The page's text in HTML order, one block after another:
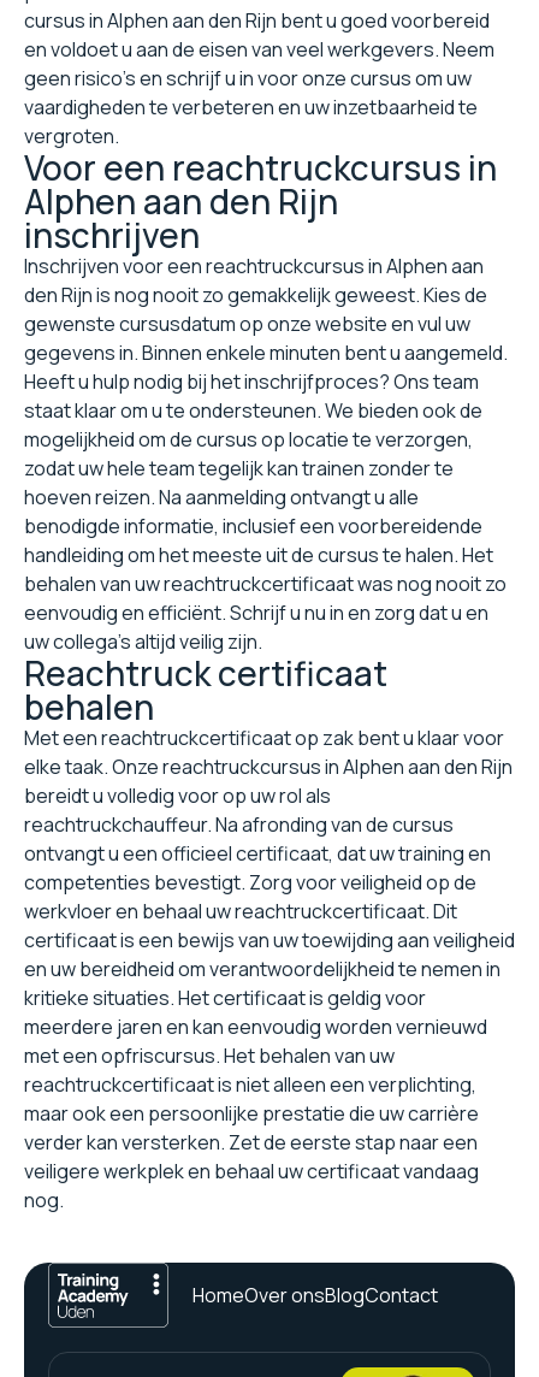
cursus in Alphen aan den Rijn bent u goed voorbereid
en voldoet u aan de eisen van veel werkgevers. Neem
geen risico's en schrijf u in voor onze cursus om uw
vaardigheden te verbeteren en uw inzetbaarheid te
vergroten.
Voor een reachtruckcursus in
Alphen aan den Rijn
inschrijven
Inschrijven voor een reachtruckcursus in Alphen aan
den Rijn is nog nooit zo gemakkelijk geweest. Kies de
gewenste cursusdatum op onze website en vul uw
gegevens in. Binnen enkele minuten bent u aangemeld.
Heeft u hulp nodig bij het inschrijfproces? Ons team
staat klaar om u te ondersteunen. We bieden ook de
mogelijkheid om de cursus op locatie te verzorgen,
zodat uw hele team tegelijk kan trainen zonder te
hoeven reizen. Na aanmelding ontvangt u alle
benodigde informatie, inclusief een voorbereidende
handleiding om het meeste uit de cursus te halen. Het
behalen van uw reachtruckcertificaat was nog nooit zo
eenvoudig en efficiënt. Schrijf u nu in en zorg dat u en
uw collega's altijd veilig zijn.
Reachtruck certificaat
behalen
Met een reachtruckcertificaat op zak bent u klaar voor
elke taak. Onze reachtruckcursus in Alphen aan den Rijn
bereidt u volledig voor op uw rol als
reachtruckchauffeur. Na afronding van de cursus
ontvangt u een officieel certificaat, dat uw training en
competenties bevestigt. Zorg voor veiligheid op de
werkvloer en behaal uw reachtruckcertificaat. Dit
certificaat is een bewijs van uw toewijding aan veiligheid
en uw bereidheid om verantwoordelijkheid te nemen in
kritieke situaties. Het certificaat is geldig voor
meerdere jaren en kan eenvoudig worden vernieuwd
met een opfriscursus. Het behalen van uw
reachtruckcertificaat is niet alleen een verplichting,
maar ook een persoonlijke prestatie die uw carrière
verder kan versterken. Zet de eerste stap naar een
veiligere werkplek en behaal uw certificaat vandaag
nog.
HomeOver onsBlogContact